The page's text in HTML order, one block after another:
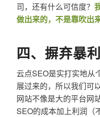
司，还有什么可信度？
做出来的，不是靠吹出来
四、摒弃暴
云点SEO是实打实地从
展过来的，所以我们可
网站不像是大的平台网
SEO的成本加上利润（